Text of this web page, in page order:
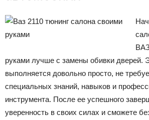
руками лучше с замены обивки дверей.
выполняется довольно просто, не
специальных знаний, навыков и
инструмента. После ее успешного
уверенность в своих силах и сможете